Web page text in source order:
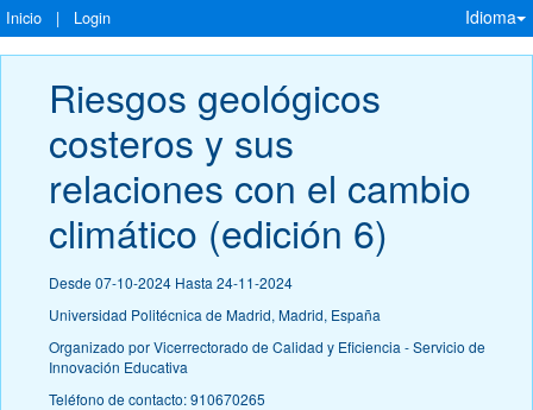
Inicio | Login Idioma
Riesgos geológicos
costeros y sus
relaciones con el cambio
climático (edición 6)
Desde 07-10-2024 Hasta 24-11-2024
Universidad Politécnica de Madrid, Madrid, España
Organizado por Vicerrectorado de Calidad y Eficiencia - Servicio de
Innovación Educativa
Teléfono de contacto: 910670265